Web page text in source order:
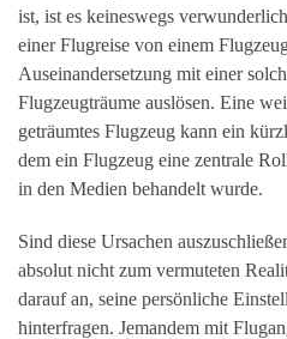
ist, ist es keineswegs
einer Flugreise von einem
Auseinandersetzung mit einer
Flugzeugträume auslösen. Eine
geträumtes Flugzeug kann ein
dem ein Flugzeug eine zentrale
in den Medien behandelt wurde.
Sind diese Ursachen
absolut nicht zum vermuteten
darauf an, seine persönliche
hinterfragen. Jemandem mit